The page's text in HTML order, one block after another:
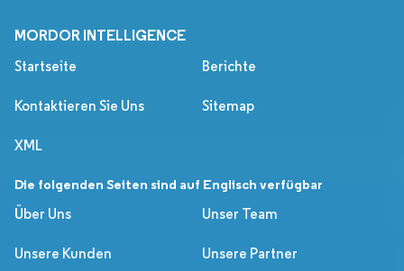
MORDOR INTELLIGENCE
Startseite Berichte
Kontaktieren Sie Uns Sitemap
XML
Die folgenden Seiten sind auf Englisch verfügbar
Über Uns
Unser Team
Unsere Kunden Unsere Partner